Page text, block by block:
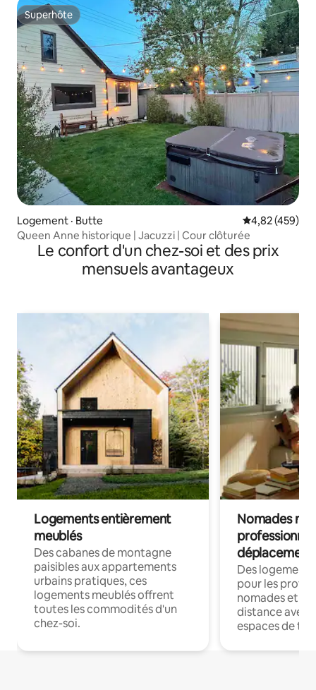
Superhôte
Superhôte
Logement · Butte Note
4,82 (459)
Queen Anne historique | Jacuzzi | Cour clôturée
Le confort d'un chez-soi et des prix
mensuels avantageux
Logements entièrement
meublés
Des cabanes de montagne
paisibles aux appartements
urbains pratiques, ces
logements meublés offrent
toutes les commodités d'un
chez-soi.
Nomades
déplacement
Des
pour les
nomades et
distance avec
espaces de